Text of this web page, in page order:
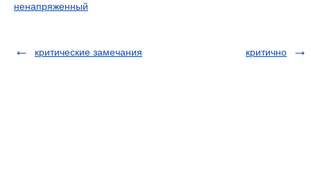
ненапряженный
критические замечания критично